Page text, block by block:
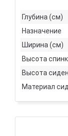
Глубина (см)
Назначение
Ширина (см)
Высота
Высота
Материал